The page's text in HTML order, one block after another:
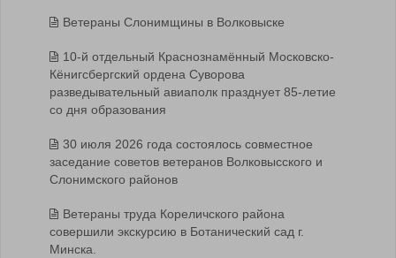
Ветераны Слонимщины в Волковыске
10-й отдельный Краснознамённый Московско-
Кёнигсбергский ордена Суворова
разведывательный авиаполк празднует 85-летие
со дня образования
30 июля 2026 года состоялось совместное
заседание советов ветеранов Волковысского и
Слонимского районов
Ветераны труда Кореличского района
совершили экскурсию в Ботанический сад г.
Минска.